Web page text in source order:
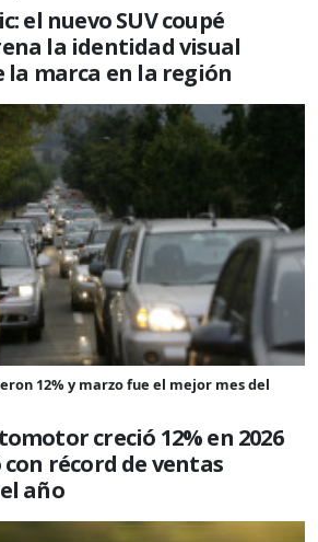
el nuevo SUV coupé
la identidad visual
la marca en la región
12% y marzo fue el mejor mes del
creció 12% en 2026
récord de ventas
año